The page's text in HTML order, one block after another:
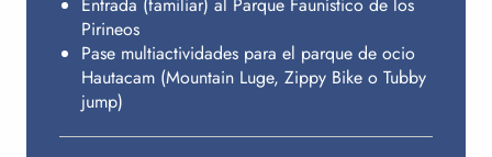
Pirineos
Pase multiactividades para el parque de ocio
Hautacam (Mountain Luge, Zippy Bike o Tubby
jump)